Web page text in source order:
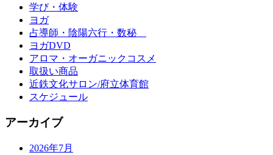
学び・体験
ヨガ
占導師・陰陽六行・数秘
ヨガDVD
アロマ・オーガニックコスメ
取扱い商品
近鉄文化サロン/府立体育館
スケジュール
アーカイブ
2026年7月